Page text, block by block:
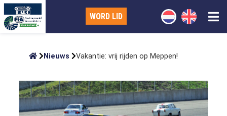
WORD LID
Nieuws Vakantie: vrij rijden op Meppen!